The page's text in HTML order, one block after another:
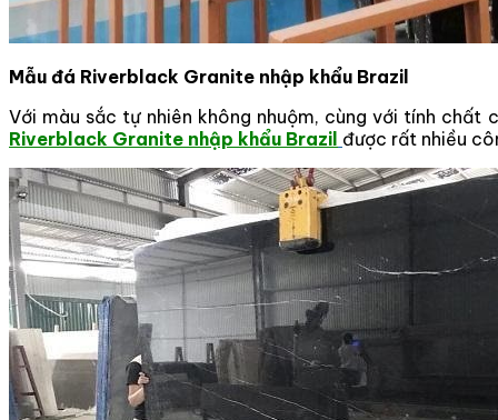
Mẫu đá Riverblack Granite nhập khẩu Brazil
Với màu sắc tự nhiên không nhuộm, cùng với tính
Riverblack Granite nhập khẩu Brazil được rất nhiều